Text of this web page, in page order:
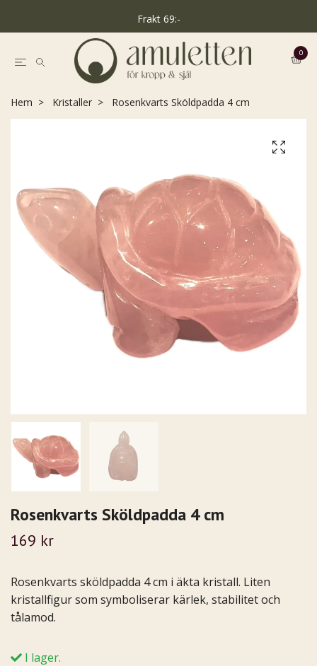
Frakt 69:-
0
Hem Kristaller Rosenkvarts Sköldpadda 4 cm
Rosenkvarts Sköldpadda 4 cm
169 kr
Rosenkvarts sköldpadda 4 cm i äkta kristall. Liten
kristallfigur som symboliserar kärlek, stabilitet och
tålamod.
I lager.